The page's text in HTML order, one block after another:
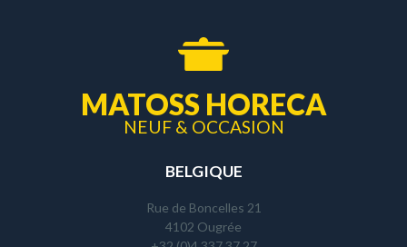
MATOSS HORECA
NEUF & OCCASION
BELGIQUE
Rue de Boncelles 21
4102 Ougrée